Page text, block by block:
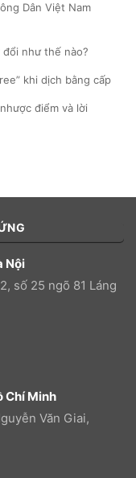
Dân Việt Nam
như thế nào?
khi dịch bằng cấp
điểm và lời
Nội
số 25 ngõ 81 Láng
Chí Minh
Văn Giai,